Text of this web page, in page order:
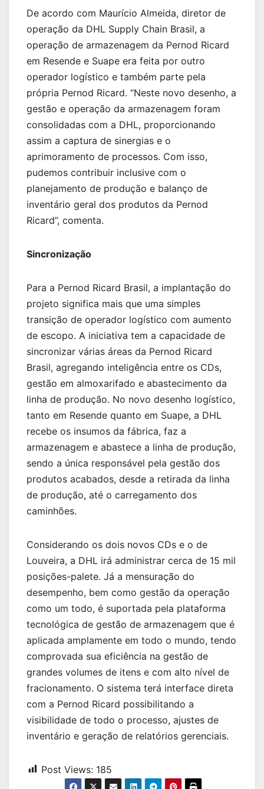
De acordo com Maurício Almeida, diretor de
operação da DHL Supply Chain Brasil, a
operação de armazenagem da Pernod Ricard
em Resende e Suape era feita por outro
operador logístico e também parte pela
própria Pernod Ricard. “Neste novo desenho, a
gestão e operação da armazenagem foram
consolidadas com a DHL, proporcionando
assim a captura de sinergias e o
aprimoramento de processos. Com isso,
pudemos contribuir inclusive com o
planejamento de produção e balanço de
inventário geral dos produtos da Pernod
Ricard”, comenta.
Sincronização
Para a Pernod Ricard Brasil, a implantação do
projeto significa mais que uma simples
transição de operador logístico com aumento
de escopo. A iniciativa tem a capacidade de
sincronizar várias áreas da Pernod Ricard
Brasil, agregando inteligência entre os CDs,
gestão em almoxarifado e abastecimento da
linha de produção. No novo desenho logístico,
tanto em Resende quanto em Suape, a DHL
recebe os insumos da fábrica, faz a
armazenagem e abastece a linha de produção,
sendo a única responsável pela gestão dos
produtos acabados, desde a retirada da linha
de produção, até o carregamento dos
caminhões.
Considerando os dois novos CDs e o de
Louveira, a DHL irá administrar cerca de 15 mil
posições-palete. Já a mensuração do
desempenho, bem como gestão da operação
como um todo, é suportada pela plataforma
tecnológica de gestão de armazenagem que é
aplicada amplamente em todo o mundo, tendo
comprovada sua eficiência na gestão de
grandes volumes de itens e com alto nível de
fracionamento. O sistema terá interface direta
com a Pernod Ricard possibilitando a
visibilidade de todo o processo, ajustes de
inventário e geração de relatórios gerenciais.
Post Views: 185